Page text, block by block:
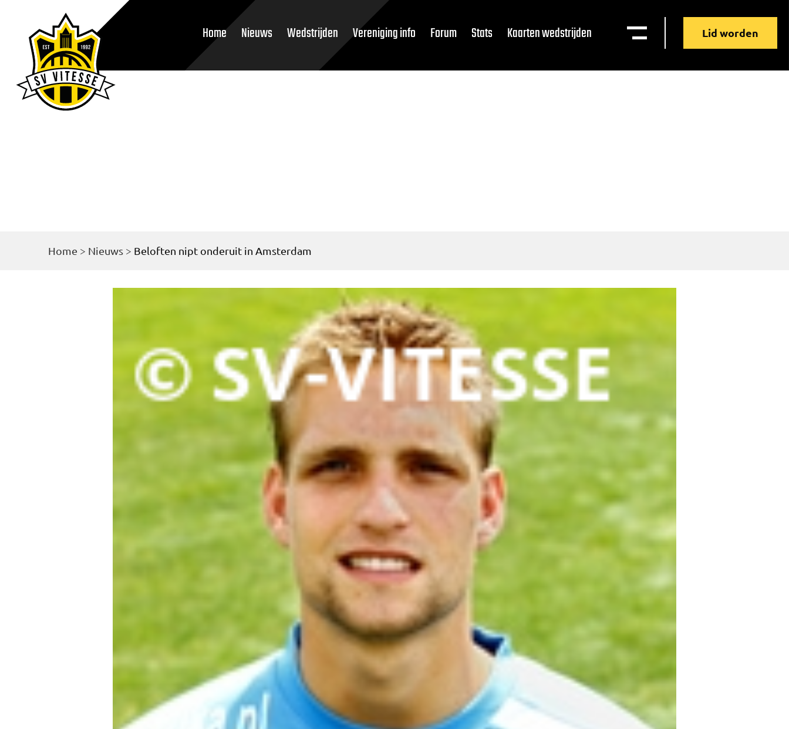
Home Nieuws Wedstrijden Vereniging info Forum Stats Kaarten wedstrijden Lid worden
Home > Nieuws > Beloften nipt onderuit in Amsterdam